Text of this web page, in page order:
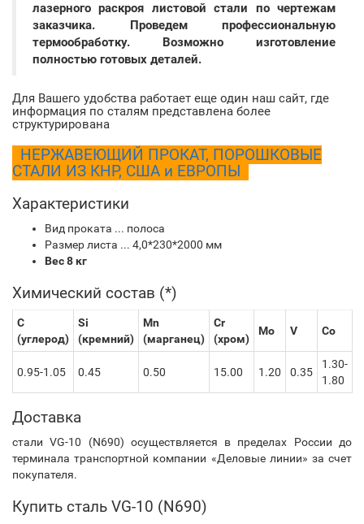
лазерного раскроя листовой стали по чертежам
заказчика. Проведем профессиональную
термообработку. Возможно изготовление
полностью готовых деталей.
Для Вашего удобства работает еще один наш сайт, где
информация по сталям представлена более
структурирована
НЕРЖАВЕЮЩИЙ ПРОКАТ, ПОРОШКОВЫЕ
СТАЛИ ИЗ КНР, США и ЕВРОПЫ
Характеристики
Вид проката ... полоса
Размер листа ... 4,0*230*2000 мм
Вес 8 кг
Химический состав (*)
C
(углерод)
Si
(кремний)
Mn
(марганец)
Cr
(хром)
Mo V Co
0.95-1.05 0.45 0.50 15.00 1.20 0.35
1.30-
1.80
Доставка
стали VG-10 (N690) осуществляется в пределах России до
терминала транспортной компании «Деловые линии» за счет
покупателя.
Купить сталь VG-10 (N690)